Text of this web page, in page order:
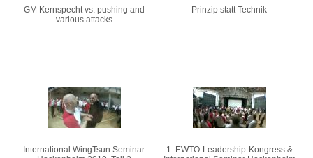
GM Kernspecht vs. pushing and
various attacks
Prinzip statt Technik
International WingTsun Seminar
1. EWTO-Leadership-Kongress &